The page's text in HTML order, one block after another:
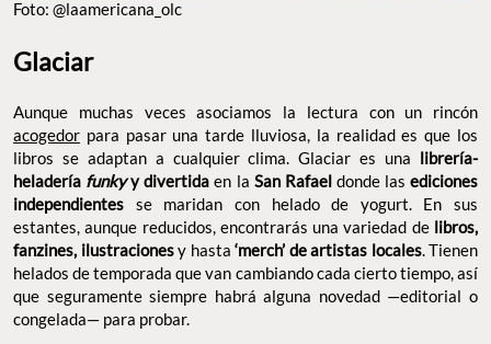
Aunque muchas veces asociamos la lectura con un rincón
libros se adaptan a cualquier clima. Glaciar es unalibrería-
heladeríafunkyy divertidaen laSan Rafaeldonde las
ediciones independientesse maridan con helado de yogurt. En
sus estantes, aunque reducidos, encontrarás una variedad de
libros, fanzines, ilustracionesy hasta ‘merch’ de artistas
locales. Tienen helados de temporada que van cambiando cada
cierto tiempo, así que seguramente siempre habrá alguna
novedad —editorial o congelada— para probar.
Dirección: Alfonso Herrera 35, San Rafael
Sitio Web:
@libroshelados